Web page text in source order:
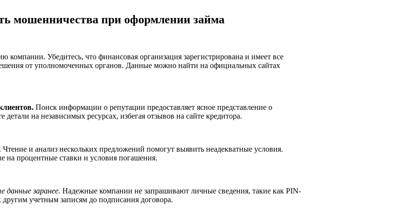
мошенничества при оформлении займа
компании. Убедитесь, что финансовая организация зарегистрирована и имеет все
от уполномоченных органов. Данные можно найти на официальных сайтах
Поиск информации о репутации предоставляет ясное представление о
на независимых ресурсах, избегая отзывов на сайте кредитора.
и анализ нескольких предложений помогут выявить неадекватные условия.
на процентные ставки и условия погашения.
данные заранее. Надежные компании не запрашивают личные сведения, такие как PIN-
учетным записям до подписания договора.